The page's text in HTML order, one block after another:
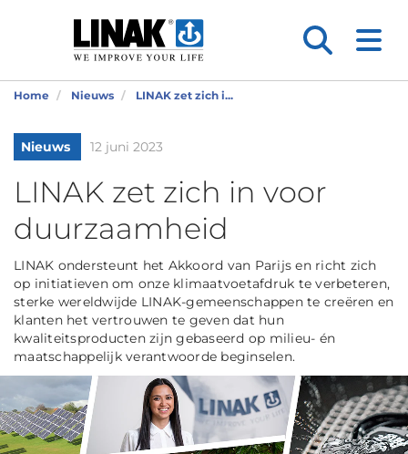
Home Nieuws LINAK zet zich i...
Nieuws 12 juni 2023
LINAK zet zich in voor
duurzaamheid
LINAK ondersteunt het Akkoord van Parijs en richt zich
op initiatieven om onze klimaatvoetafdruk te verbeteren,
sterke wereldwijde LINAK-gemeenschappen te creëren en
klanten het vertrouwen te geven dat hun
kwaliteitsproducten zijn gebaseerd op milieu- én
maatschappelijk verantwoorde beginselen.